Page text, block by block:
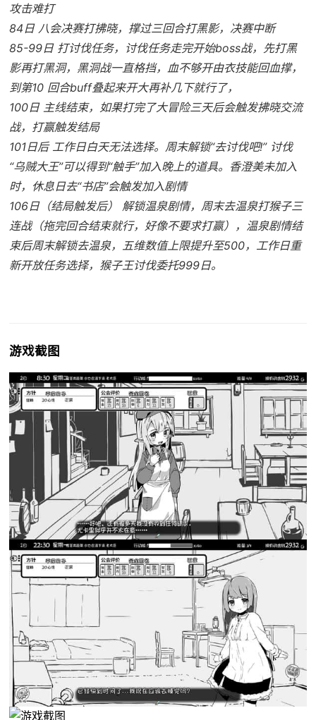
攻击难打
84日 八会决赛打拂晓，撑过三回合打黑影，决赛中断
85-99日 打讨伐任务，讨伐任务走完开始boss战，先打黑
影再打黑洞，黑洞战一直格挡，血不够开由衣技能回血撑，
到第10 回合buff叠起来开大再补几下就行了，
100日 主线结束，如果打完了大冒险三天后会触发拂晓交流
战，打赢触发结局
101日后 工作日白天无法选择。周末解锁“去讨伐吧!” 讨伐
“乌贼大王”可以得到“触手”加入晚上的道具。香澄美未加入
时，休息日去“书店”会触发加入剧情
106日（结局触发后） 解锁温泉剧情，周末去温泉打猴子三
连战（拖完回合结束就行，好像不要求打赢），温泉剧情结
束后周末解锁去温泉，五维数值上限提升至500，工作日重
新开放任务选择，猴子王讨伐委托999日。
游戏截图